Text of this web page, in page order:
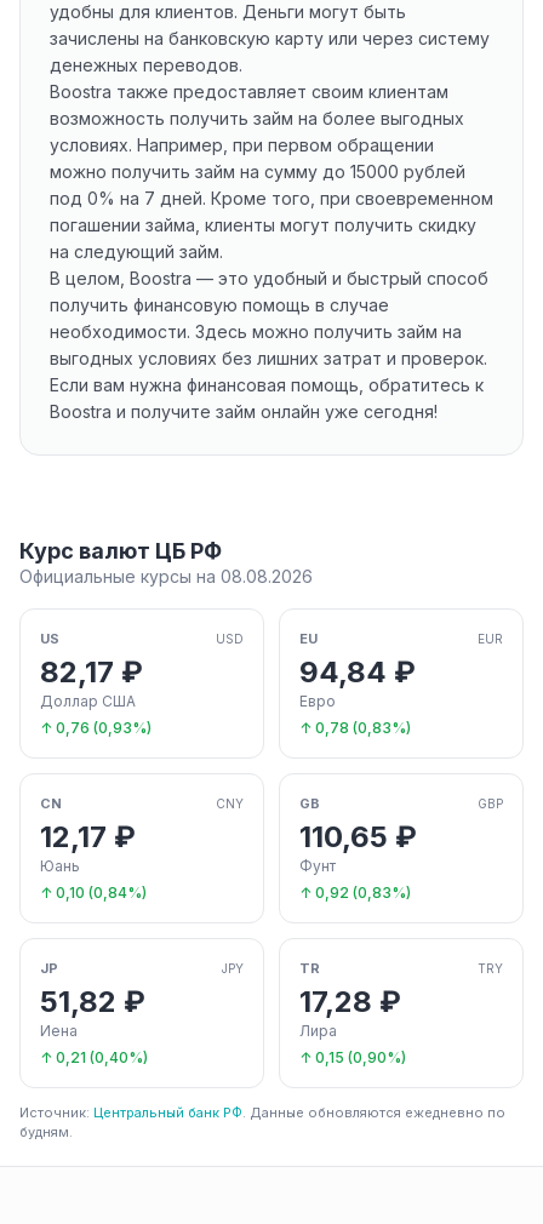
удобны для клиентов. Деньги могут быть
зачислены на банковскую карту или через систему
денежных переводов.
Boostra также предоставляет своим клиентам
возможность получить займ на более выгодных
условиях. Например, при первом обращении
можно получить займ на сумму до 15000 рублей
под 0% на 7 дней. Кроме того, при своевременном
погашении займа, клиенты могут получить скидку
на следующий займ.
В целом, Boostra — это удобный и быстрый способ
получить финансовую помощь в случае
необходимости. Здесь можно получить займ на
выгодных условиях без лишних затрат и проверок.
Если вам нужна финансовая помощь, обратитесь к
Boostra и получите займ онлайн уже сегодня!
Курс валют ЦБ РФ
Официальные курсы на 08.08.2026
US USD
82,17 ₽
Доллар США
↑ 0,76 (0,93%)
EU EUR
94,84 ₽
Евро
↑ 0,78 (0,83%)
CN CNY
12,17 ₽
Юань
↑ 0,10 (0,84%)
GB GBP
110,65 ₽
Фунт
↑ 0,92 (0,83%)
JP JPY
51,82 ₽
Иена
↑ 0,21 (0,40%)
TR TRY
17,28 ₽
Лира
↑ 0,15 (0,90%)
Источник: Центральный банк РФ. Данные обновляются ежедневно по
будням.